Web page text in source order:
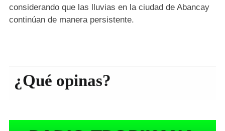
considerando que las lluvias en la ciudad de Abancay
continúan de manera persistente.
¿Qué opinas?